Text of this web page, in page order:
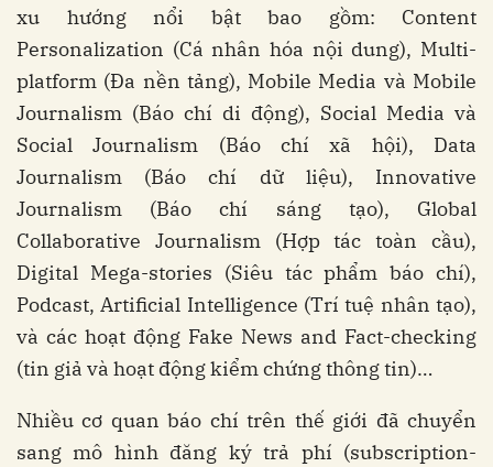
xu hướng nổi bật bao gồm: Content
Personalization (Cá nhân hóa nội dung), Multi-
platform (Đa nền tảng), Mobile Media và Mobile
Journalism (Báo chí di động), Social Media và
Social Journalism (Báo chí xã hội), Data
Journalism (Báo chí dữ liệu), Innovative
Journalism (Báo chí sáng tạo), Global
Collaborative Journalism (Hợp tác toàn cầu),
Digital Mega-stories (Siêu tác phẩm báo chí),
Podcast, Artificial Intelligence (Trí tuệ nhân tạo),
và các hoạt động Fake News and Fact-checking
(tin giả và hoạt động kiểm chứng thông tin)…
Nhiều cơ quan báo chí trên thế giới đã chuyển
sang mô hình đăng ký trả phí (subscription-